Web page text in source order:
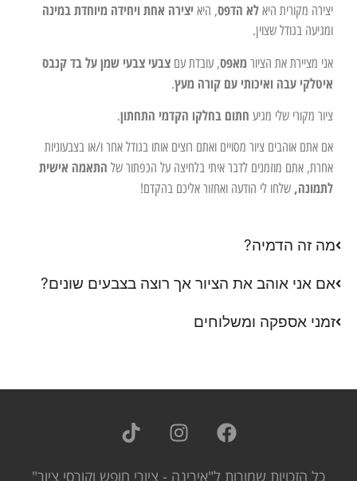
יצירה מקורית היא לא הדפס, היא יצירה אחת ויחידה מיוחדת במינה
ומגיעה בגודל שצוין.
אני מציירת את הציור מאפס, עובדת עם צבעי צבעי שמן על בד קנבס
איטלקי עבה ואיכותי עם קורה מעץ.
ציור מקורי שלי מגיע חתום בחלקו הקדמי התחתון.
אם אתם אוהבים ציור מסויים ואתם רוצים אותו בגודל אחר ו/או בצבעוניות
אחרת, אתם מוזמנים לדבר איתי בלחיצה על הכפתור של התאמה אישית
לתמונה, שלחו לי הודעה ואחזור אליכם בהקדם!
מה זה הדמיה?
אם אני אוהב את הציור אך רוצה בצבעים שונים?
זמני אספקה ומשלוחים
כל הזכויות שמורות ל"אירינה - ציורי חופש וקורסי ציור"